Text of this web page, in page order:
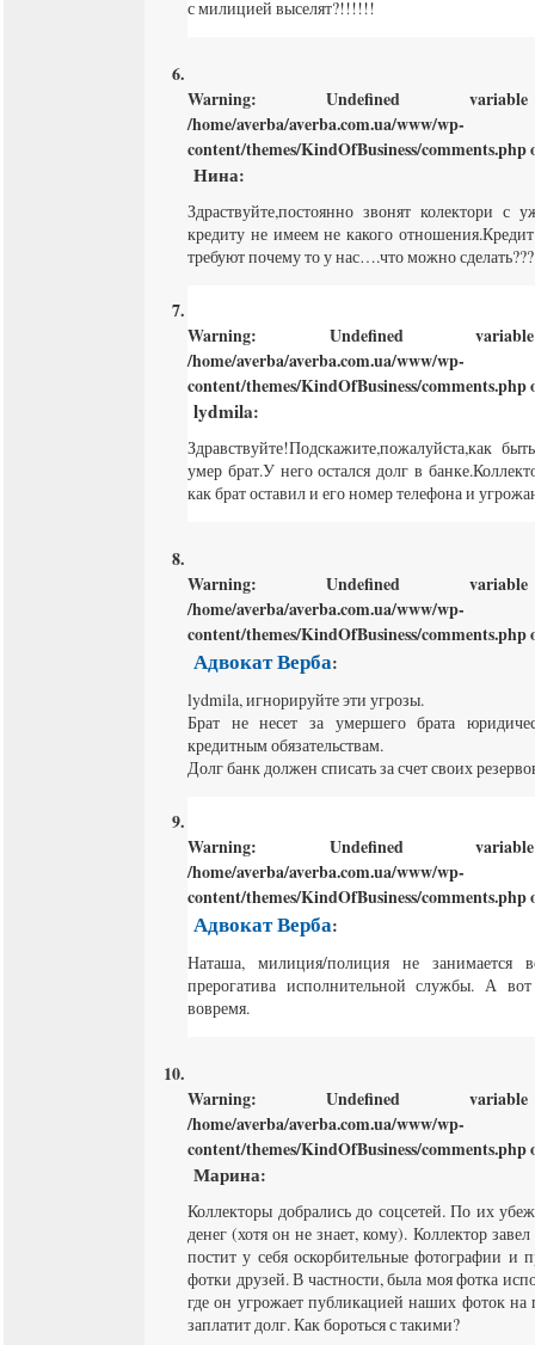
с милицией выселят?!!!!!!
Warning: Undefined
/home/averba/averba.com.ua/www/wp-
content/themes/KindOfBusiness/comments.php
Нина:
Здраствуйте,постоянно звонят колектори
кредиту не имеем не какого
требуют почему то у нас….что можно сделать???
Warning: Undefined
/home/averba/averba.com.ua/www/wp-
content/themes/KindOfBusiness/comments.php
lydmila:
Здравствуйте!Подскажите,пожалуйста,как
умер брат.У него остался долг в
как брат оставил и его номер телефона и
Warning: Undefined
/home/averba/averba.com.ua/www/wp-
content/themes/KindOfBusiness/comments.php
Адвокат Верба:
lydmila, игнорируйте эти угрозы.
Брат не несет за умершего брата
кредитным обязательствам.
Долг банк должен списать за счет своих
Warning: Undefined
/home/averba/averba.com.ua/www/wp-
content/themes/KindOfBusiness/comments.php
Адвокат Верба:
Наташа, милиция/полиция не занимается
прерогатива исполнительной службы. А
вовремя.
Warning: Undefined
/home/averba/averba.com.ua/www/wp-
content/themes/KindOfBusiness/comments.php
Марина:
Коллекторы добрались до соцсетей. По их
денег (хотя он не знает, кому). Коллектор
постит у себя оскорбительные фотографии и
фотки друзей. В частности, была моя фотка
где он угрожает публикацией наших фоток на
заплатит долг. Как бороться с такими?